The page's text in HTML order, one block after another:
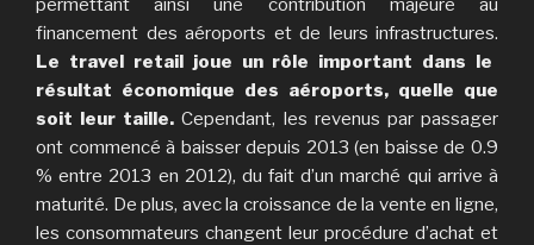
permettant ainsi une contribution majeure au
financement des aéroports et de leurs infrastructures.
Le travel retail joue un rôle important dans le
résultat économique des aéroports, quelle que
soit leur taille. Cependant, les revenus par passager
ont commencé à baisser depuis 2013 (en baisse de 0.9
% entre 2013 en 2012), du fait d’un marché qui arrive à
maturité. De plus, avec la croissance de la vente en ligne,
les consommateurs changent leur procédure d’achat et